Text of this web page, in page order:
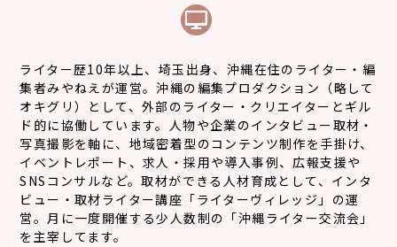
ライター歴10年以上、埼玉出身、沖縄在住のライター・編
集者みやねえが運営。沖縄の編集プロダクション（略して
オキグリ）として、外部のライター・クリエイターとギル
ド的に協働しています。人物や企業のインタビュー取材・
写真撮影を軸に、地域密着型のコンテンツ制作を手掛け、
イベントレポート、求人・採用や導入事例、広報支援や
SNSコンサルなど。取材ができる人材育成として、インタ
ビュー・取材ライター講座「ライターヴィレッジ」の運
営。月に一度開催する少人数制の「沖縄ライター交流会」
を主宰してます。